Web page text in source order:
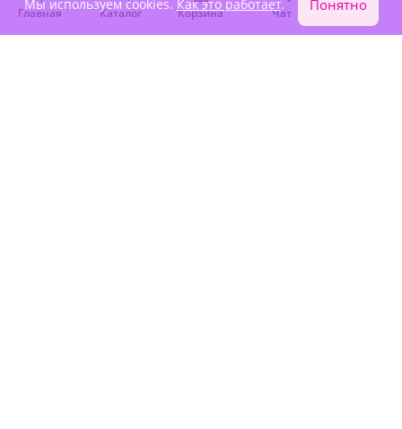
Главная Каталог Корзина Чат Войти
Мы используем cookies. Как это работает. Понятно